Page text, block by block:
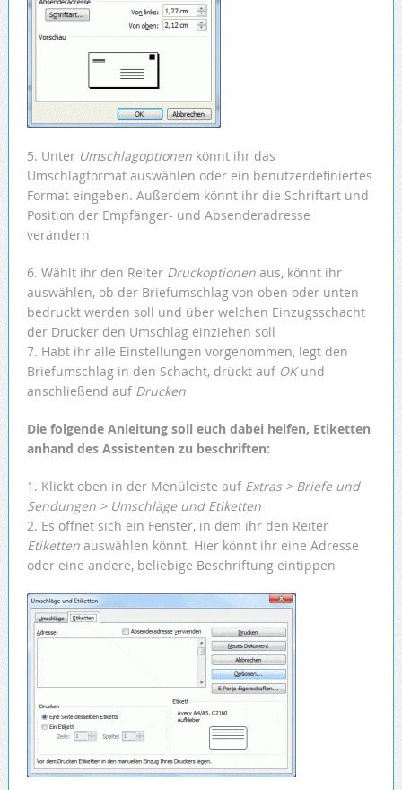
5. Unter Umschlagoptionenkönnt ihr das
Umschlagformat auswählen oder ein benutzerdefiniertes
Format eingeben. Außerdem könnt ihr die Schriftart und
Position der Empfänger- und Absenderadresse
verändern
6. Wählt ihr den Reiter Druckoptionenaus, könnt ihr
auswählen, ob der Briefumschlag von oben oder unten
bedruckt werden soll und über welchen Einzugsschacht
der Drucker den Umschlag einziehen soll
7. Habt ihr alle Einstellungen vorgenommen, legt den
Briefumschlag in den Schacht, drückt auf OKund
anschließend auf Drucken
Die folgende Anleitung soll euch dabei helfen, Etiketten
anhand des Assistenten zu beschriften:
1. Klickt oben in der Menüleiste auf Extras > Briefe und
Sendungen > Umschläge und Etiketten
2. Es öffnet sich ein Fenster, in dem ihr den Reiter
Etikettenauswählen könnt. Hier könnt ihr eine Adresse
oder eine andere, beliebige Beschriftung eintippen